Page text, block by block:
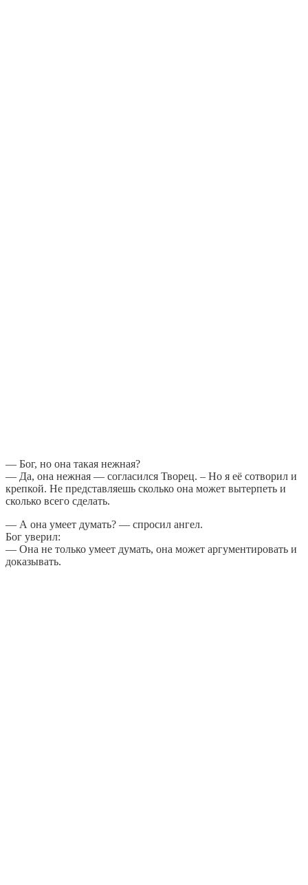
— Бог, но она такая нежная?
— Да, она нежная — согласился Творец. – Но я её сотворил и
крепкой. Не представляешь сколько она может вытерпеть и
сколько всего сделать.
— А она умеет думать? — спросил ангел.
Бог уверил:
— Она не только умеет думать, она может аргументировать и
доказывать.